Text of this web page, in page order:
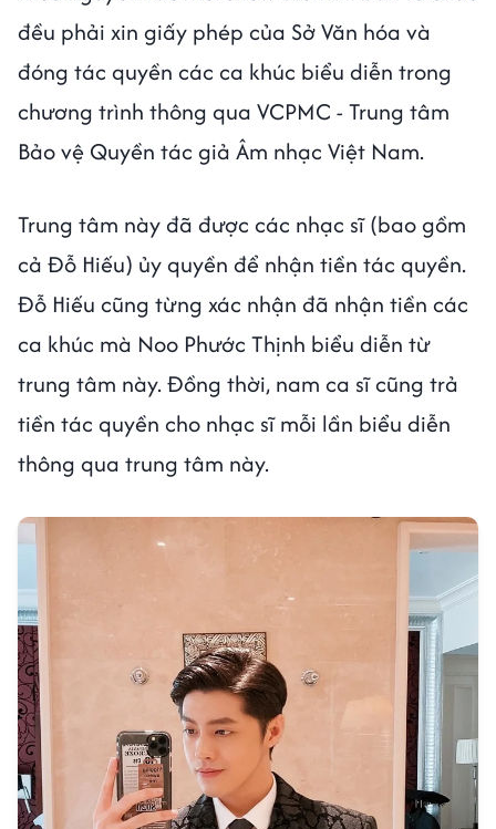
đều phải xin giấy phép của Sở Văn hóa và
đóng tác quyền các ca khúc biểu diễn trong
chương trình thông qua VCPMC - Trung tâm
Bảo vệ Quyền tác giả Âm nhạc Việt Nam.
Trung tâm này đã được các nhạc sĩ (bao gồm
cả Đỗ Hiếu) ủy quyền để nhận tiền tác quyền.
Đỗ Hiếu cũng từng xác nhận đã nhận tiền các
ca khúc mà Noo Phước Thịnh biểu diễn từ
trung tâm này. Đồng thời, nam ca sĩ cũng trả
tiền tác quyền cho nhạc sĩ mỗi lần biểu diễn
thông qua trung tâm này.